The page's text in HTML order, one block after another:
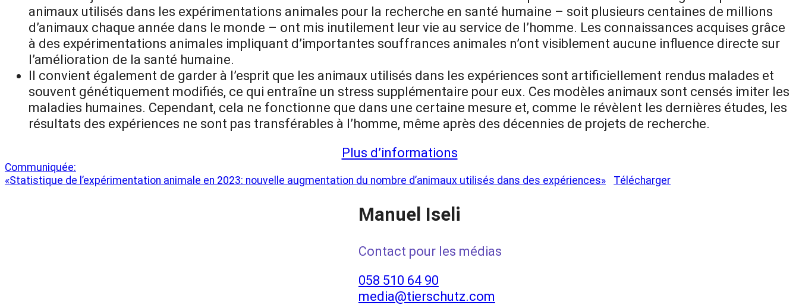
animaux utilisés dans les expérimentations animales pour la recherche en santé humaine – soit plusieurs centaines de millions
d’animaux chaque année dans le monde – ont mis inutilement leur vie au service de l’homme. Les connaissances acquises grâce
à des expérimentations animales impliquant d’importantes souffrances animales n’ont visiblement aucune influence directe sur
l’amélioration de la santé humaine.
Il convient également de garder à l’esprit que les animaux utilisés dans les expériences sont artificiellement rendus malades et
souvent génétiquement modifiés, ce qui entraîne un stress supplémentaire pour eux. Ces modèles animaux sont censés imiter les
maladies humaines. Cependant, cela ne fonctionne que dans une certaine mesure et, comme le révèlent les dernières études, les
résultats des expériences ne sont pas transférables à l’homme, même après des décennies de projets de recherche.
Plus d’informations
Communiquée:
«Statistique de l’expérimentation animale en 2023: nouvelle augmentation du nombre d’animaux utilisés dans des expériences»
Télécharger
Manuel Iseli
Contact pour les médias
058 510 64 90
media@tierschutz.com